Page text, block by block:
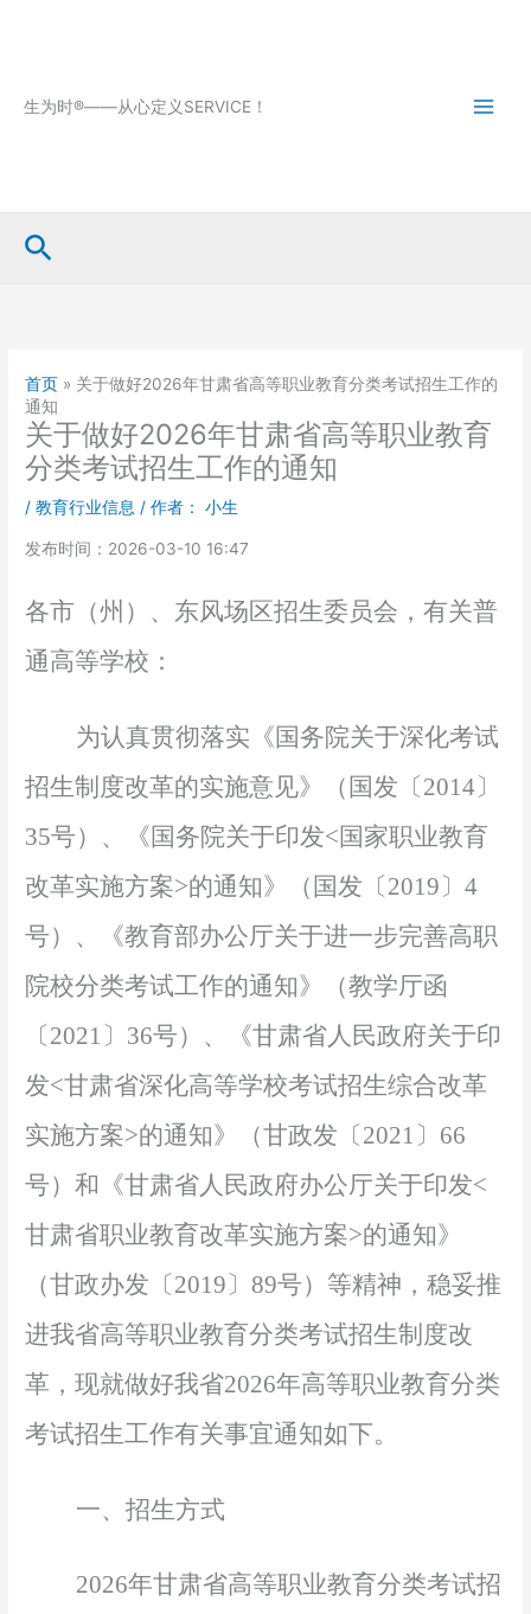
生为时®——从心定义SERVICE！
搜
首页 » 关于做好2026年甘肃省高等职业教育分类考试招生工作的
通知
关于做好2026年甘肃省高等职业教育
分类考试招生工作的通知
/教育行业信息 / 作者： 小生
发布时间：2026-03-10 16:47
各市（州）、东风场区招生委员会，有关普
通高等学校：
为认真贯彻落实《国务院关于深化考试
招生制度改革的实施意见》（国发〔2014〕
35号）、《国务院关于印发<国家职业教育
改革实施方案>的通知》（国发〔2019〕4
号）、《教育部办公厅关于进一步完善高职
院校分类考试工作的通知》（教学厅函
〔2021〕36号）、《甘肃省人民政府关于印
发<甘肃省深化高等学校考试招生综合改革
实施方案>的通知》（甘政发〔2021〕66
号）和《甘肃省人民政府办公厅关于印发<
甘肃省职业教育改革实施方案>的通知》
（甘政办发〔2019〕89号）等精神，稳妥推
进我省高等职业教育分类考试招生制度改
革，现就做好我省2026年高等职业教育分类
考试招生工作有关事宜通知如下。
一、招生方式
2026年甘肃省高等职业教育分类考试招